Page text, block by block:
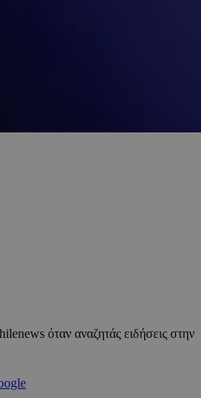
όταν αναζητάς ειδήσεις στην